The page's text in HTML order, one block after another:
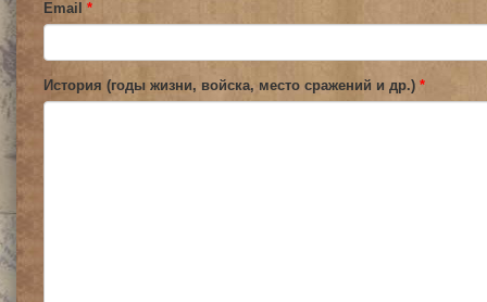
Email *
История (годы жизни, войска, место сражений и др.) *